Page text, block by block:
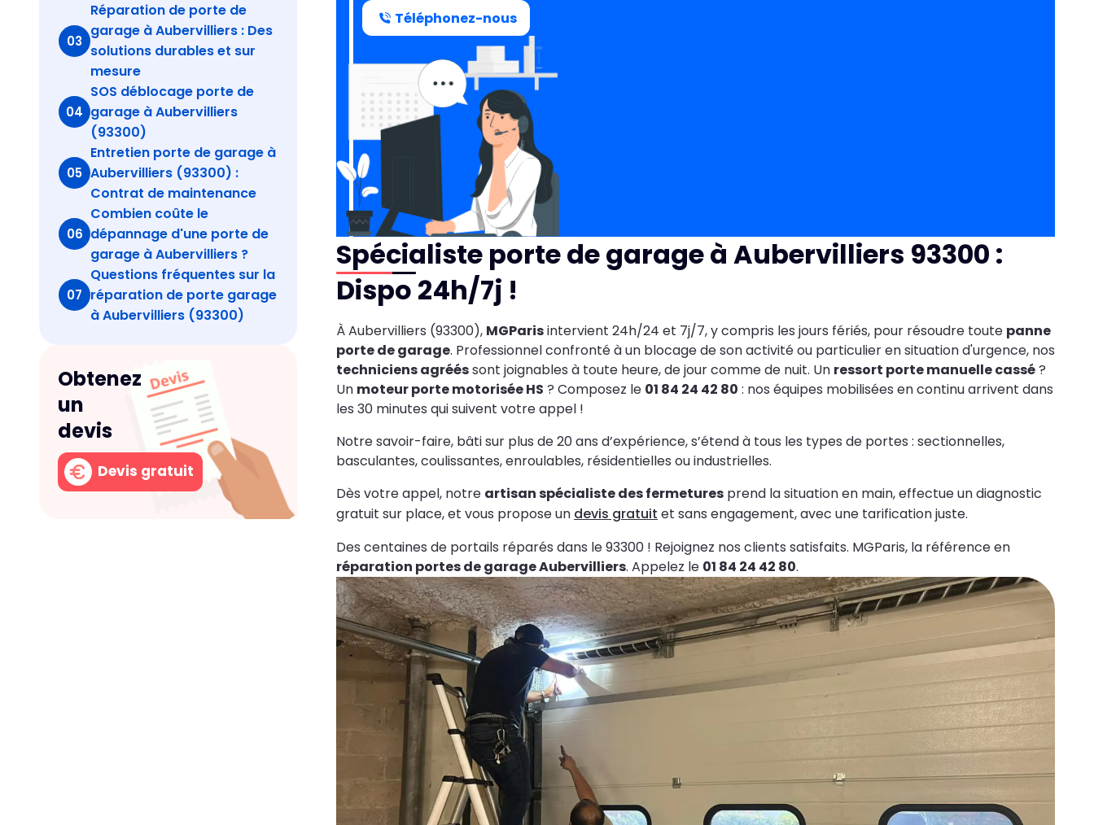
03
Réparation de porte de
garage à Aubervilliers : Des
solutions durables et sur
mesure
04
SOS déblocage porte de
garage à Aubervilliers
(93300)
05
Entretien porte de garage à
Aubervilliers (93300) :
Contrat de maintenance
06
Combien coûte le
dépannage d'une porte de
garage à Aubervilliers ?
07
Questions fréquentes sur la
réparation de porte garage
à Aubervilliers (93300)
Obtenez
un
devis
Devis gratuit
Téléphonez-nous
Spécialiste porte de garage à Aubervilliers 93300 :
Dispo 24h/7j !
À Aubervilliers (93300), MGParisintervient 24h/24 et 7j/7, y compris les jours fériés, pour résoudre toute panne
porte de garage. Professionnel confronté à un blocage de son activité ou particulier en situation d'urgence, nos
techniciens agrééssont joignables à toute heure, de jour comme de nuit. Un ressort porte manuelle cassé?
Un moteur porte motorisée HS ? Composez le 01 84 24 42 80 : nos équipes mobilisées en continu arrivent dans
les 30 minutes qui suivent votre appel !
Notre savoir-faire, bâti sur plus de 20 ans d’expérience, s’étend à tous les types de portes : sectionnelles,
basculantes, coulissantes, enroulables, résidentielles ou industrielles.
Dès votre appel, notre artisan spécialiste des fermetures prend la situation en main, effectue un diagnostic
gratuit sur place, et vous propose un devis gratuit et sans engagement, avec une tarification juste.
Des centaines de portails réparés dans le 93300 ! Rejoignez nos clients satisfaits. MGParis, la référence en
réparation portes de garage Aubervilliers. Appelez le 01 84 24 42 80.